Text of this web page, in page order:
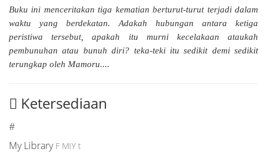
Buku ini menceritakan tiga kematian berturut-turut terjadi dalam
waktu yang berdekatan. Adakah hubungan antara ketiga
peristiwa tersebut, apakah itu murni kecelakaan ataukah
pembunuhan atau bunuh diri? teka-teki itu sedikit demi sedikit
terungkap oleh Mamoru....
Ketersediaan
#
My Library F MIY t